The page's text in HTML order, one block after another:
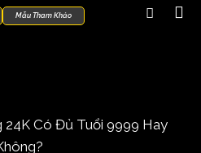
Mẫu Tham Khảo